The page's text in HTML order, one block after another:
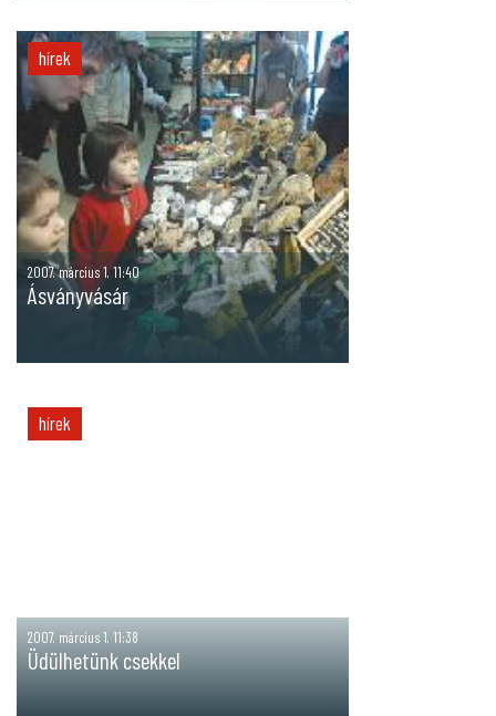
hírek
2007. március 1. 11:40
Ásványvásár
hírek
2007. március 1. 11:38
Üdülhetünk csekkel